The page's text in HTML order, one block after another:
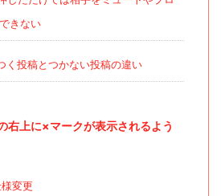
きない
く投稿とつかない投稿の違い
右上に×マークが表示されるよう
変更